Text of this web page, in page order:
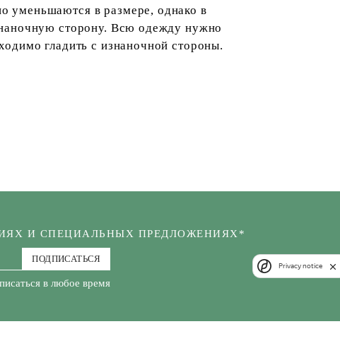
уменьшаются в размере, однако в
сторону. Всю одежду нужно
гладить с изнаночной стороны.
И СПЕЦИАЛЬНЫХ ПРЕДЛОЖЕНИЯХ*
ПОДПИСАТЬСЯ
в любое время
Privacy notice